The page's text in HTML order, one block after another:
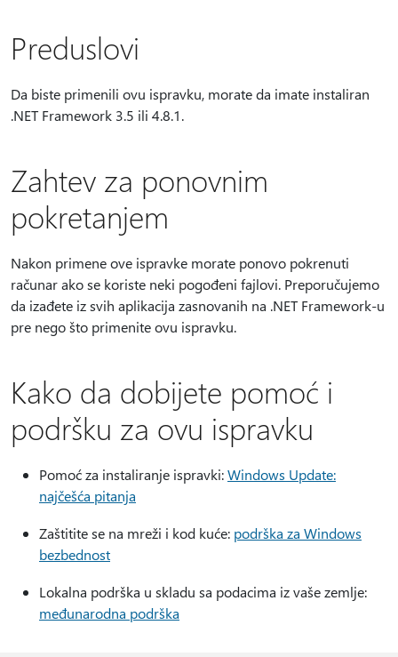
Preduslovi
Da biste primenili ovu ispravku, morate da imate instaliran
.NET Framework 3.5 ili 4.8.1.
Zahtev za ponovnim
pokretanjem
Nakon primene ove ispravke morate ponovo pokrenuti
računar ako se koriste neki pogođeni fajlovi. Preporučujemo
da izađete iz svih aplikacija zasnovanih na .NET Framework-u
pre nego što primenite ovu ispravku.
Kako da dobijete pomoć i
podršku za ovu ispravku
Pomoć za instaliranje ispravki:Windows Update:
najčešća pitanja
Zaštitite se na mreži i kod kuće: podrška za Windows
bezbednost
Lokalna podrška u skladu sa podacima iz vaše zemlje:
međunarodna podrška